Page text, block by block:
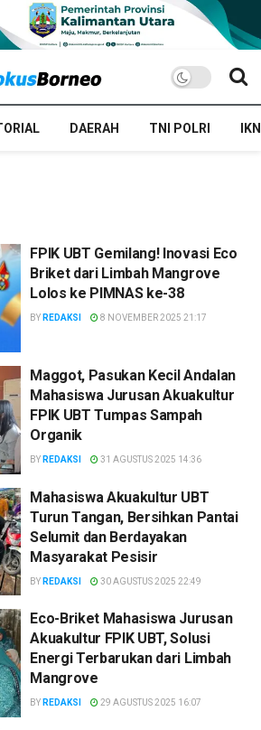
DAERAH TNI POLRI IKN
FPIK UBT Gemilang! Inovasi Eco
Briket dari Limbah Mangrove
Lolos ke PIMNAS ke-38
BY REDAKSI 8 NOVEMBER 2025 21:17
Maggot, Pasukan Kecil Andalan
Mahasiswa Jurusan Akuakultur
FPIK UBT Tumpas Sampah
Organik
BY REDAKSI 31 AGUSTUS 2025 14:36
Mahasiswa Akuakultur UBT
Turun Tangan, Bersihkan Pantai
Selumit dan Berdayakan
Masyarakat Pesisir
BY REDAKSI 30 AGUSTUS 2025 22:49
Eco-Briket Mahasiswa Jurusan
Akuakultur FPIK UBT, Solusi
Energi Terbarukan dari Limbah
Mangrove
BY REDAKSI 29 AGUSTUS 2025 16:07